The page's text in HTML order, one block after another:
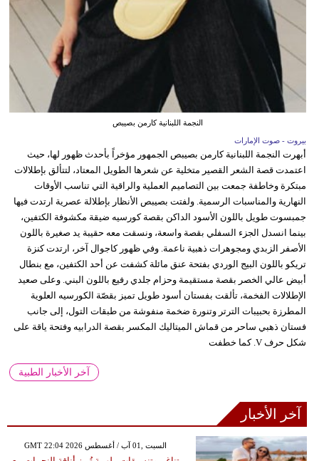
النجمة اللبنانية كارمن بصيبص
بيروت - صوت الإمارات
أبهرت النجمة اللبنانية كارمن بصيبص الجمهور مؤخراً بأحدث ظهور لها، حيث
اعتمدت قصة الشعر القصير متخلية عن شعرها الطويل المعتاد، لتتألق بإطلالات
مبتكرة وخاطفة جمعت بين التصاميم العملية والراقية التي تناسب الأوقات
النهارية والمناسبات الرسمية. ولفتت بصيبص الأنظار بإطلالة عصرية ارتدت فيها
جمبسوت طويل باللون الأسود الداكن بقصة كورسيه ضيقة مكشوفة الكتفين،
بينما انسدل الجزء السفلي بقصة واسعة، ونسقت معه حقيبة يد صغيرة باللون
الأصفر الزبدي ومجوهرات ذهبية ناعمة. وفي ظهور كاجوال آخر، ارتدت كنزة
تريكو باللون البيج الوردي بفتحة عنق مائلة كشفت عن أحد الكتفين، مع بنطال
أبيض عالي الخصر بقصة مستقيمة وحزام جلدي رفيع باللون البني. وعلى صعيد
الإطلالات الفخمة، تألقت بفستان أسود طويل تميز بقصّة الكورسيه العلوية
المطرزة بحبيبات الترتر وتنورة ضخمة منفوشة من طبقات التول، إلى جانب
فستان ذهبي ساحر من قماش الميتاليك المكسر بقصة الدرابيه وفتحة ياقة على
شكل حرف V. كما خطفت
آخر الأخبار الطبية
آخر الأخبار
GMT 22:04 2026 السبت ,01 آب / أغسطس